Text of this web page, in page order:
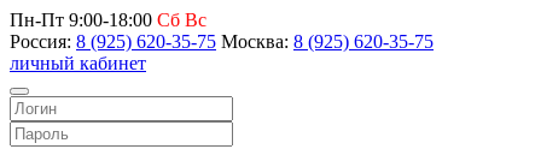
Пн-Пт 9:00-18:00 Сб Вс
Россия: 8 (925) 620-35-75 Москва: 8 (925) 620-35-75
личный кабинет